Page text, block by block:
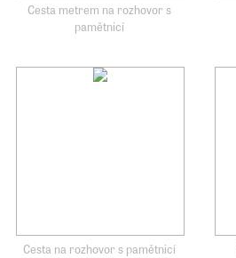
Cesta metrem na rozhovor s
pamětnicí
Cesta na rozhovor s pamětnicí